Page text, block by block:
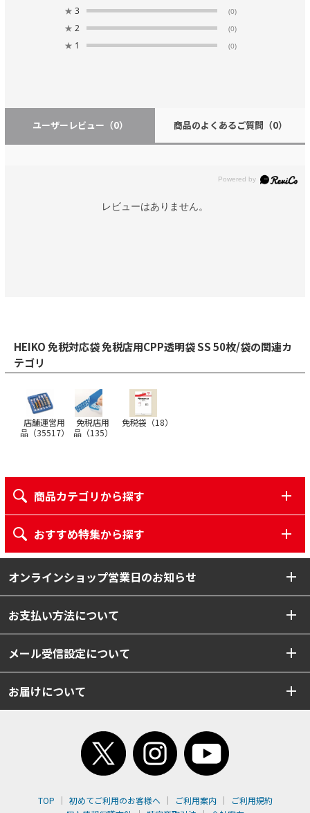
★ 3 (0)
★ 2 (0)
★ 1 (0)
ユーザーレビュー （0） 商品のよくあるご質問 （0）
レビューはありません。
HEIKO 免税対応袋 免税店用CPP透明袋 SS 50枚/袋の関連カ
テゴリ
店舗運営用
品（35517）
免税店用
品（135）
免税袋（18）
商品カテゴリから探す
おすすめ特集から探す
オンラインショップ営業日のお知らせ
お支払い方法について
メール受信設定について
お届けについて
TOP 初めてご利用のお客様へ ご利用案内
ご利用規約